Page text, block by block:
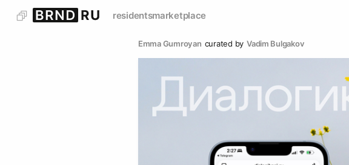
residentsmarketplace
Emma Gumroyan curated by Vadim Bulgakov